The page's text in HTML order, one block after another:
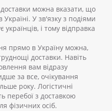
можна вказати, що
У зв'язку з подіями
українців, і тому відправка
прямо в Україну можна,
доставки. Навіть
вам відразу
за все, очікування
року. Логістичні
перебої з доставкою
фізичних осіб.